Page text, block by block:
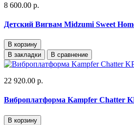
8 600.00 р.
Детский Вигвам Midzumi Sweet
В корзину
В закладки
В сравнение
22 920.00 р.
Виброплатформа Kampfer Chatter
В корзину